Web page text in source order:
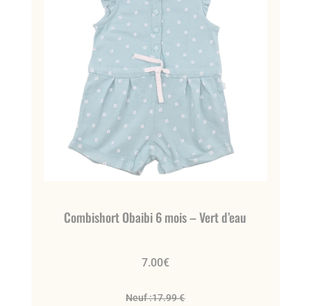
Combishort Obaibi 6 mois – Vert d’eau
7.00€
Neuf :17.99 €